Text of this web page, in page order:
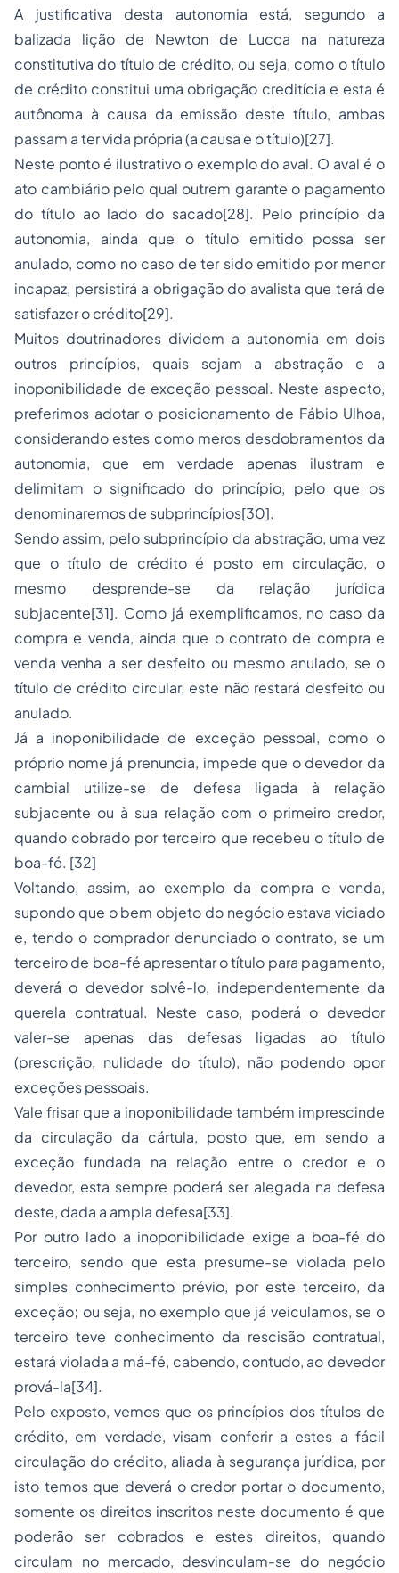
A justificativa desta autonomia está, segundo a
balizada lição de Newton de Lucca na natureza
constitutiva do título de crédito, ou seja, como o título
de crédito constitui uma obrigação creditícia e esta é
autônoma à causa da emissão deste título, ambas
passam a ter vida própria (a causa e o título)[27].
Neste ponto é ilustrativo o exemplo do aval. O aval é o
ato cambiário pelo qual outrem garante o pagamento
do título ao lado do sacado[28]. Pelo princípio da
autonomia, ainda que o título emitido possa ser
anulado, como no caso de ter sido emitido por menor
incapaz, persistirá a obrigação do avalista que terá de
satisfazer o crédito[29].
Muitos doutrinadores dividem a autonomia em dois
outros princípios, quais sejam a abstração e a
inoponibilidade de exceção pessoal. Neste aspecto,
preferimos adotar o posicionamento de Fábio Ulhoa,
considerando estes como meros desdobramentos da
autonomia, que em verdade apenas ilustram e
delimitam o significado do princípio, pelo que os
denominaremos de subprincípios[30].
Sendo assim, pelo subprincípio da abstração, uma vez
que o título de crédito é posto em circulação, o
mesmo desprende-se da relação jurídica
subjacente[31]. Como já exemplificamos, no caso da
compra e venda, ainda que o contrato de compra e
venda venha a ser desfeito ou mesmo anulado, se o
título de crédito circular, este não restará desfeito ou
anulado.
Já a inoponibilidade de exceção pessoal, como o
próprio nome já prenuncia, impede que o devedor da
cambial utilize-se de defesa ligada à relação
subjacente ou à sua relação com o primeiro credor,
quando cobrado por terceiro que recebeu o título de
boa-fé. [32]
Voltando, assim, ao exemplo da compra e venda,
supondo que o bem objeto do negócio estava viciado
e, tendo o comprador denunciado o contrato, se um
terceiro de boa-fé apresentar o título para pagamento,
deverá o devedor solvê-lo, independentemente da
querela contratual. Neste caso, poderá o devedor
valer-se apenas das defesas ligadas ao título
(prescrição, nulidade do título), não podendo opor
exceções pessoais.
Vale frisar que a inoponibilidade também imprescinde
da circulação da cártula, posto que, em sendo a
exceção fundada na relação entre o credor e o
devedor, esta sempre poderá ser alegada na defesa
deste, dada a ampla defesa[33].
Por outro lado a inoponibilidade exige a boa-fé do
terceiro, sendo que esta presume-se violada pelo
simples conhecimento prévio, por este terceiro, da
exceção; ou seja, no exemplo que já veiculamos, se o
terceiro teve conhecimento da rescisão contratual,
estará violada a má-fé, cabendo, contudo, ao devedor
prová-la[34].
Pelo exposto, vemos que os princípios dos títulos de
crédito, em verdade, visam conferir a estes a fácil
circulação do crédito, aliada à segurança jurídica, por
isto temos que deverá o credor portar o documento,
somente os direitos inscritos neste documento é que
poderão ser cobrados e estes direitos, quando
circulam no mercado, desvinculam-se do negócio